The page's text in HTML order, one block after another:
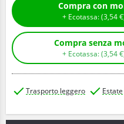
+ Ecotassa: (3,54€
+ Ecotassa: (3,54€
Trasporto leggero Estate